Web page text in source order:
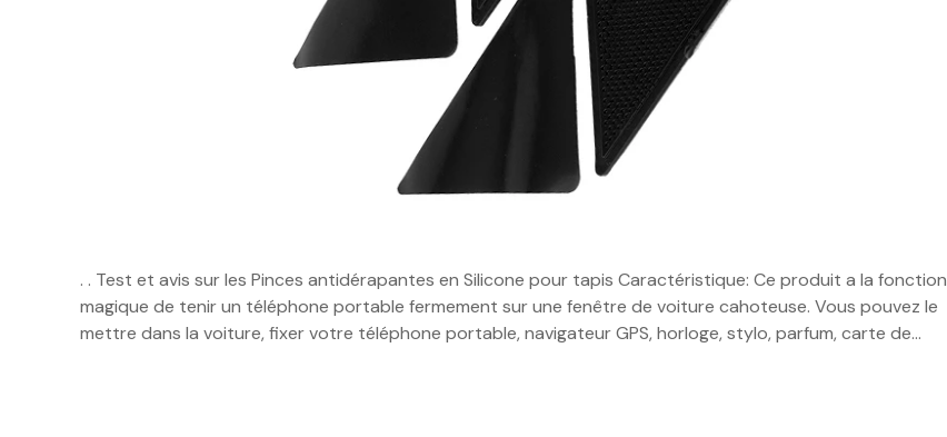
. . Test et avis sur les Pinces antidérapantes en Silicone pour tapis Caractéristique: Ce produit a la fonction
magique de tenir un téléphone portable fermement sur une fenêtre de voiture cahoteuse. Vous pouvez le
mettre dans la voiture, fixer votre téléphone portable, navigateur GPS, horloge, stylo, parfum, carte de…